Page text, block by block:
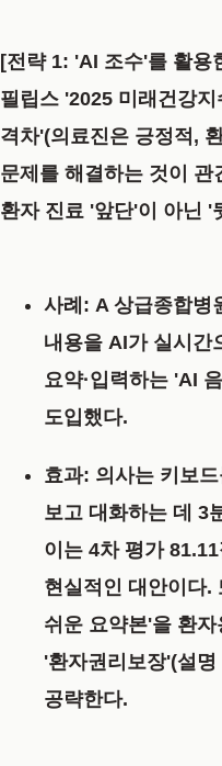
[전략 1: 'AI 조수'를 활용
필립스 '2025 미래건강
격차'(의료진은 긍정적,
문제를 해결하는 것이
환자 진료 '앞단'이 아닌 '
사례: A 상급종합병
내용을 AI가 실시간
요약·입력하는 'AI
도입했다.
효과: 의사는 키보
보고 대화하는 데 3
이는 4차 평가
현실적인 대안이다.
쉬운 요약본'을 환자
'환자권리보장'(설명
공략한다.